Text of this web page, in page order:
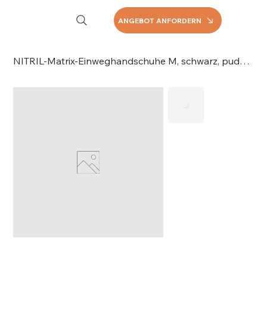
ANGEBOT ANFORDERN
NITRIL-Matrix-Einweghandschuhe M, schwarz, puderfrei, 056-041M